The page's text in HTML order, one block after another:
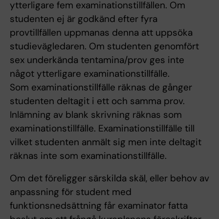
ytterligare fem examinationstillfällen. Om
studenten ej är godkänd efter fyra
provtillfällen uppmanas denna att uppsöka
studievägledaren. Om studenten genomfört
sex underkända tentamina/prov ges inte
något ytterligare examinationstillfälle.
Som examinationstillfälle räknas de gånger
studenten deltagit i ett och samma prov.
Inlämning av blank skrivning räknas som
examinationstillfälle. Examinationstillfälle till
vilket studenten anmält sig men inte deltagit
räknas inte som examinationstillfälle.
Om det föreligger särskilda skäl, eller behov av
anpassning för student med
funktionsnedsättning får examinator fatta